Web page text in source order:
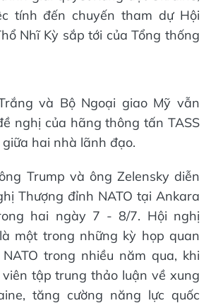
tính đến chuyến tham dự Hội
Nhĩ Kỳ sắp tới của Tổng thống
và Bộ Ngoại giao Mỹ vẫn
nghị của hãng thông tấn TASS
hai nhà lãnh đạo.
Trump và ông Zelensky diễn
Thượng đỉnh NATO tại Ankara
hai ngày 7 - 8/7. Hội nghị
một trong những kỳ họp quan
trong nhiều năm qua, khi
tập trung thảo luận về xung
tăng cường năng lực quốc